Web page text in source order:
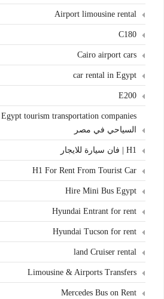
Airport limousine rental
C180
Cairo airport cars
car rental in Egypt
E200
السياحي في مصر
H1 | فان سيارة للايجار
H1 For Rent From Tourist Car
Hire Mini Bus Egypt
Hyundai Entrant for rent
Hyundai Tucson for rent
land Cruiser rental
Limousine & Airports Transfers
Mercedes Bus on Rent